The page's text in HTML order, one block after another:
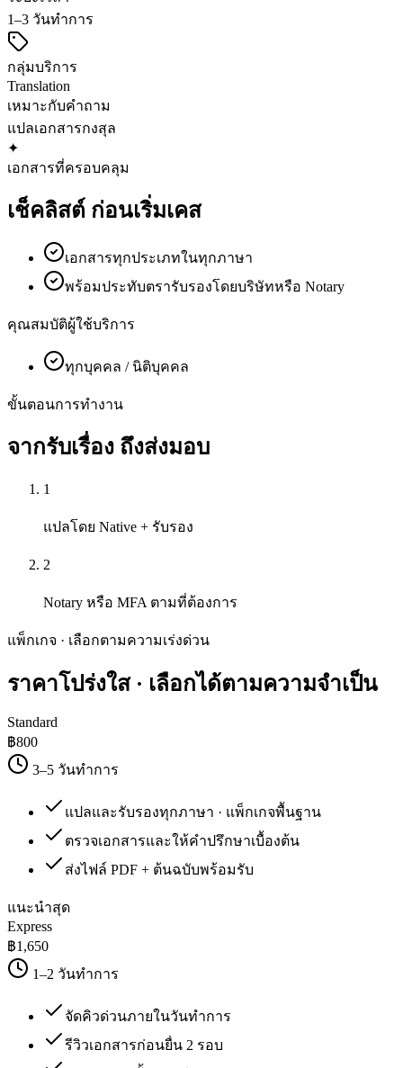
1–3 วันทำการ
กลุ่มบริการ
Translation
เหมาะกับคำถาม
แปลเอกสารกงสุล
✦
เอกสารที่ครอบคลุม
เช็คลิสต์ ก่อนเริ่มเคส
เอกสารทุกประเภทในทุกภาษา
พร้อมประทับตรารับรองโดยบริษัทหรือ Notary
คุณสมบัติผู้ใช้บริการ
ทุกบุคคล / นิติบุคคล
ขั้นตอนการทำงาน
จากรับเรื่อง ถึงส่งมอบ
1
แปลโดย Native + รับรอง
2
Notary หรือ MFA ตามที่ต้องการ
แพ็กเกจ · เลือกตามความเร่งด่วน
ราคาโปร่งใส· เลือกได้ตามความจำเป็น
Standard
฿800
3–5 วันทำการ
แปลและรับรองทุกภาษา · แพ็กเกจพื้นฐาน
ตรวจเอกสารและให้คำปรึกษาเบื้องต้น
ส่งไฟล์ PDF + ต้นฉบับพร้อมรับ
แนะนำสุด
Express
฿1,650
1–2 วันทำการ
จัดคิวด่วนภายในวันทำการ
รีวิวเอกสารก่อนยื่น 2 รอบ